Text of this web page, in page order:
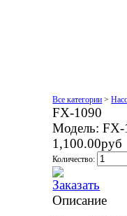
Все категории >
FX-1090
Модель:
1,100.00руб
Количество:
Описание